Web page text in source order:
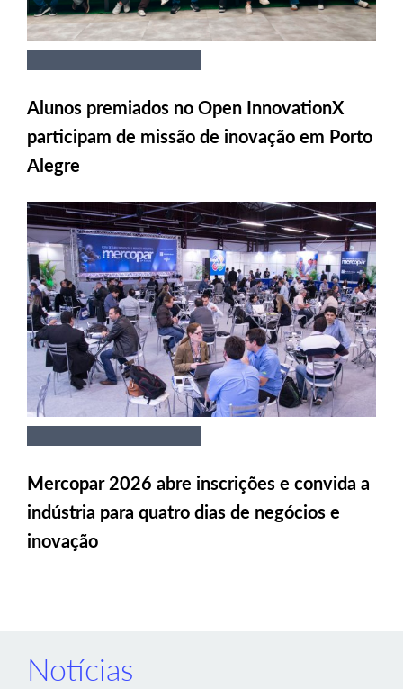
Alunos premiados no Open InnovationX
participam de missão de inovação em Porto
Alegre
Mercopar 2026 abre inscrições e convida a
indústria para quatro dias de negócios e
inovação
Notícias